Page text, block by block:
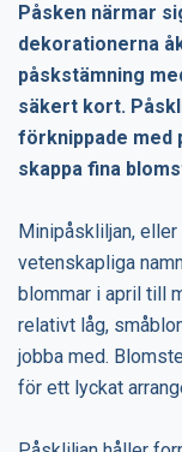
Påsken närmar
dekorationerna
påskstämning
säkert kort.
förknippade med
skappa fina
Minipåskliljan,
vetenskapliga
blommar i april till
relativt låg,
jobba med.
för ett lyckat